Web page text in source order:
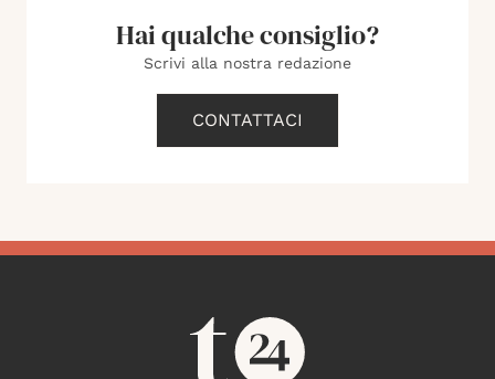
Hai qualche consiglio?
Scrivi alla nostra redazione
CONTATTACI